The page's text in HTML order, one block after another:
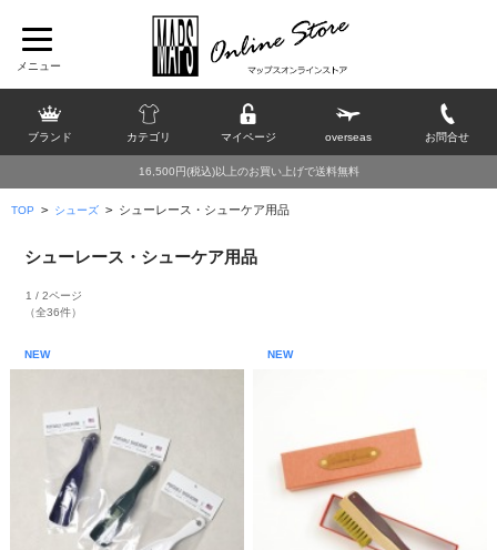
ブランド カテゴリ マイページ overseas お問合せ
16,500円(税込)以上のお買い上げで送料無料
TOP > シューズ > シューレース・シューケア用品
シューレース・シューケア用品
1 / 2ページ
（全36件）
NEW NEW